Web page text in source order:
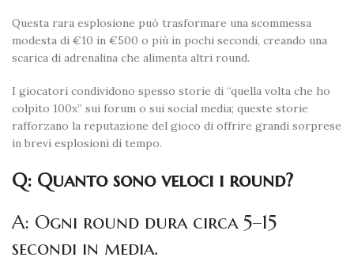
Questa rara esplosione può trasformare una scommessa
modesta di €10 in €500 o più in pochi secondi, creando una
scarica di adrenalina che alimenta altri round.
I giocatori condividono spesso storie di “quella volta che ho
colpito 100x” sui forum o sui social media; queste storie
rafforzano la reputazione del gioco di offrire grandi sorprese
in brevi esplosioni di tempo.
Q: Quanto sono veloci i round?
A: Ogni round dura circa 5–15
secondi in media.